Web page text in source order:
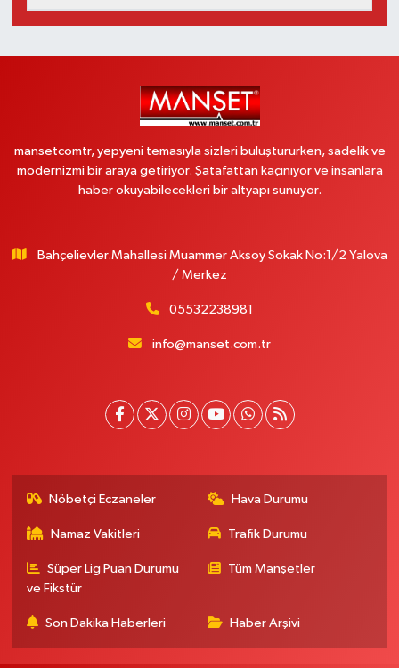
mansetcomtr, yepyeni temasıyla sizleri buluştururken, sadelik ve
modernizmi bir araya getiriyor. Şatafattan kaçınıyor ve insanlara
haber okuyabilecekleri bir altyapı sunuyor.
Bahçelievler.Mahallesi Muammer Aksoy Sokak No:1/2 Yalova
/ Merkez
05532238981
info@manset.com.tr
Nöbetçi Eczaneler Hava Durumu
Namaz Vakitleri Trafik Durumu
Süper Lig Puan Durumu
ve Fikstür
Tüm Manşetler
Son Dakika Haberleri Haber Arşivi